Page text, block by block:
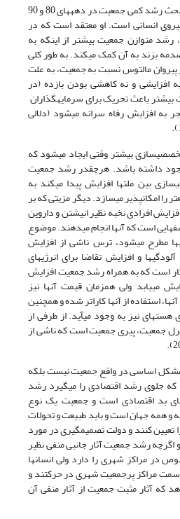
از جمله منتقدان بحث رشد کمی جمعیت در دهه­های 80 و 90
انسانی است. او معتقد است که در
متوازن جمعیت بیشتر از اینکه به
بزند به آن کمک می­کند. به طور کلی
مالتوس نسبت به جمعیت، به علت
افزایشی و نه کاهشی بودن بازده (در
باعث تحریک برای سرمایه­گذاران
به افزایش رفاه سرانه می­شود (دلالی
بیشتر وقتی ایجاد می­شود که
وجود داشته باشد. هرچقدر رشد جمعیت
بین ملت­ها افزایش پیدا می­کند به
امکان­پذیر می­سازد. دیگر مزیتی که بر
افرادی نخبه نظیر انیشتن و داروین
است که آنها انجام می­دهند. موضوع
مطرح می­شود، ترس ناشی از افزایش
و افزایش تقاضا برای انرژی­های
است که به همراه رشد جمعیت افزایش
می­یابد ولی همزمان قیمت آنها نیز
استفاده از آنها کاراتر شده و همچنین
هسته­ای نیز به وجود می­آید. از طرفی از
جمعیت، پیری جمعیت است که ناشی از
اساسی در واقع جمعیت نیست بلکه
جلوی رشد اقتصادی را می­گیرد رشد
بد اقتصادی است و جمعیت یک نوع
و همه جهان است و باید طبیعت و تحولات
کنند و دولت تصمیم­گیری در مورد
رشد جمعیت آثار جانبی منفی نظیر
در مراکز شهری را دارد ولی انسان­ها
مراکز پرجمعیت شهری در حرکتند و
که آثار مثبت جمعیت از آثار منفی آن